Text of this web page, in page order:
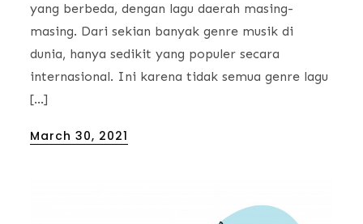
yang berbeda, dengan lagu daerah masing-
masing. Dari sekian banyak genre musik di
dunia, hanya sedikit yang populer secara
internasional. Ini karena tidak semua genre lagu
[…]
Posted
March 30, 2021